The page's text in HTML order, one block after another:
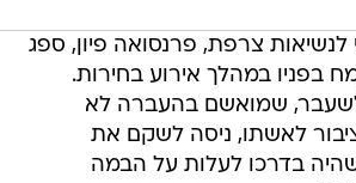
צרפת, פרנסואה פיון, ספג
בפניו במהלך אירוע בחירות.
שמואשם בהעברה לא
לאשתו, ניסה לשקם את
בדרכו לעלות על הבמה